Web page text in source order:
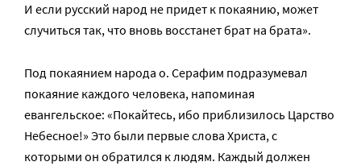
И если русский народ не придет к покаянию, может
случиться так, что вновь восстанет брат на брата».
Под покаянием народа о. Серафим подразумевал
покаяние каждого человека, напоминая
евангельское: «Покайтесь, ибо приблизилось Царство
Небесное!» Это были первые слова Христа, с
которыми он обратился к людям. Каждый должен